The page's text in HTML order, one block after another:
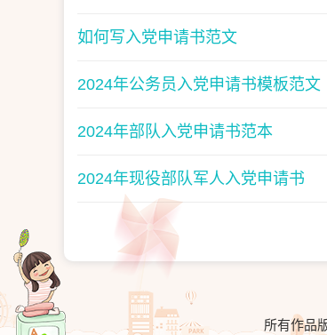
如何写入党申请书范文
2024年公务员入党申请书模板范文
2024年部队入党申请书范本
2024年现役部队军人入党申请书
所有作品